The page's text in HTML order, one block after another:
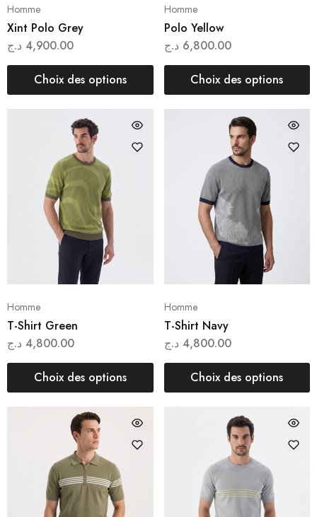
Homme
Xint Polo Grey
4,900.00 د.ج
Choix des options
Homme
Polo Yellow
6,800.00 د.ج
Choix des options
Homme
T-Shirt Green
4,800.00 د.ج
Choix des options
Homme
T-Shirt Navy
4,800.00 د.ج
Choix des options